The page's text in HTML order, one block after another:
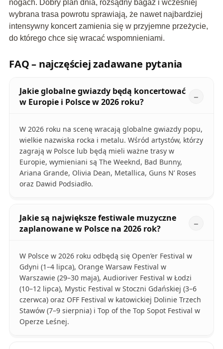
nogach. Dobry plan dnia, rozsądny bagaż i wcześniej
wybrana trasa powrotu sprawiają, że nawet najbardziej
intensywny koncert zamienia się w przyjemne przeżycie,
do którego chce się wracać wspomnieniami.
FAQ – najczęściej zadawane pytania
Jakie globalne gwiazdy będą koncertować
w Europie i Polsce w 2026 roku?
W 2026 roku na scenę wracają globalne gwiazdy popu,
wielkie nazwiska rocka i metalu. Wśród artystów, którzy
zagrają w Polsce lub będą mieli ważne trasy w
Europie, wymieniani są The Weeknd, Bad Bunny,
Ariana Grande, Olivia Dean, Metallica, Guns N’ Roses
oraz Dawid Podsiadło.
Jakie są największe festiwale muzyczne
zaplanowane w Polsce na 2026 rok?
W Polsce w 2026 roku odbędą się Open’er Festival w
Gdyni (1–4 lipca), Orange Warsaw Festival w
Warszawie (29–30 maja), Audioriver Festival w Łodzi
(10–12 lipca), Mystic Festival w Stoczni Gdańskiej (3–6
czerwca) oraz OFF Festival w katowickiej Dolinie Trzech
Stawów (7–9 sierpnia) i Top of the Top Sopot Festival w
Operze Leśnej.